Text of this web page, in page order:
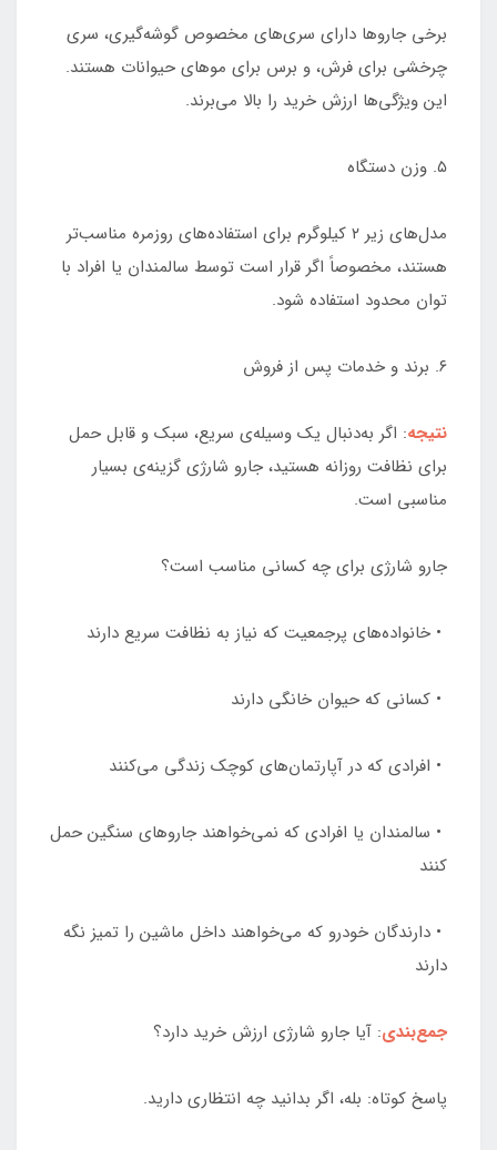
برخی جاروها دارای سری‌های مخصوص گوشه‌گیری، سری
چرخشی برای فرش، و برس برای موهای حیوانات هستند.
این ویژگی‌ها ارزش خرید را بالا می‌برند.
۵. وزن دستگاه
مدل‌های زیر ۲ کیلوگرم برای استفاده‌های روزمره مناسب‌تر
هستند، مخصوصاً اگر قرار است توسط سالمندان یا افراد با
توان محدود استفاده شود.
۶. برند و خدمات پس از فروش
نتیجه: اگر به‌دنبال یک وسیله‌ی سریع، سبک و قابل حمل
برای نظافت روزانه هستید، جارو شارژی گزینه‌ی بسیار
مناسبی است.
جارو شارژی برای چه کسانی مناسب است؟
• خانواده‌های پرجمعیت که نیاز به نظافت سریع دارند
• کسانی که حیوان خانگی دارند
• افرادی که در آپارتمان‌های کوچک زندگی می‌کنند
• سالمندان یا افرادی که نمی‌خواهند جاروهای سنگین حمل
کنند
• دارندگان خودرو که می‌خواهند داخل ماشین را تمیز نگه
دارند
جمع‌بندی: آیا جارو شارژی ارزش خرید دارد؟
پاسخ کوتاه: بله، اگر بدانید چه انتظاری دارید.